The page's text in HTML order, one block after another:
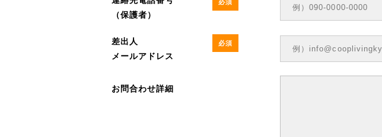
（保護者）
必須
差出人
メールアドレス
必須
お問合わせ詳細